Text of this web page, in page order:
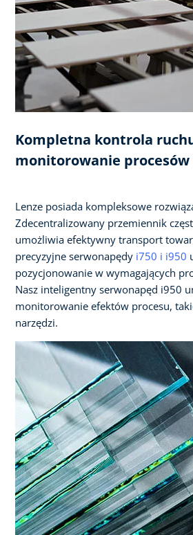
Kompletna kontrola
monitorowanie procesów
Lenze posiada kompleksowe
Zdecentralizowany przemiennik
umożliwia efektywny transport
precyzyjne serwonapędy i750 i i950
pozycjonowanie w wymagających
Nasz inteligentny serwonapęd i950
monitorowanie efektów procesu,
narzędzi.